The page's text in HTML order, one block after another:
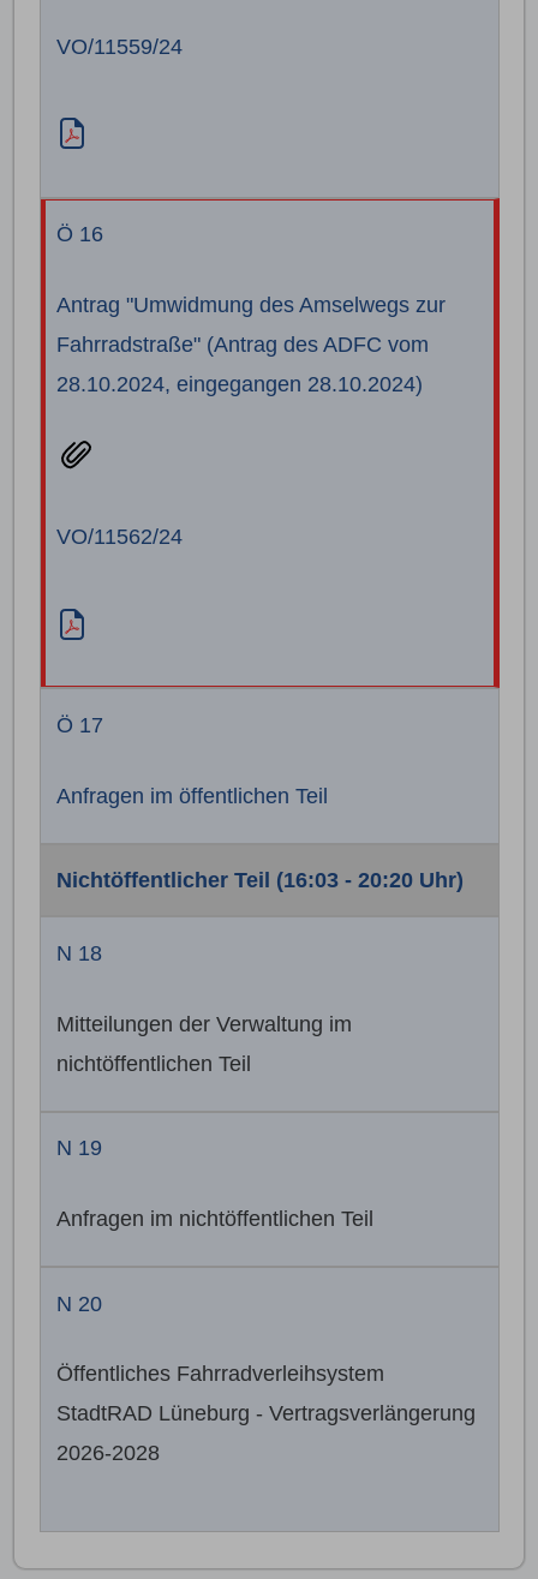
VO/11559/24
Ö 16
Antrag "Umwidmung des Amselwegs zur
Fahrradstraße" (Antrag des ADFC vom
28.10.2024, eingegangen 28.10.2024)
VO/11562/24
Ö 17
Anfragen im öffentlichen Teil
Nichtöffentlicher Teil (16:03 - 20:20 Uhr)
N 18
Mitteilungen der Verwaltung im
nichtöffentlichen Teil
N 19
Anfragen im nichtöffentlichen Teil
N 20
Öffentliches Fahrradverleihsystem
StadtRAD Lüneburg - Vertragsverlängerung
2026-2028